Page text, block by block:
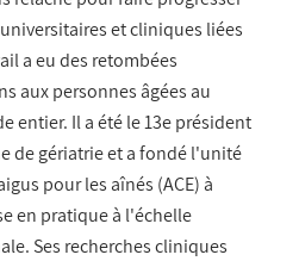
et cliniques liées
a eu des retombées
aux personnes âgées au
entier. Il a été le 13e président
de gériatrie et a fondé l'unité
pour les aînés (ACE) à
en pratique à l'échelle
Ses recherches cliniques